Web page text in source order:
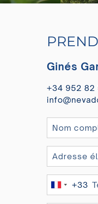
Ginés
+34 952 82
France
+33